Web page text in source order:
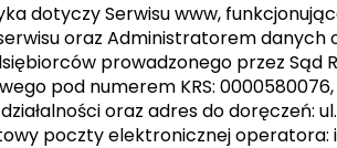
dotyczy Serwisu www,
oraz Administratorem danych
prowadzonego przez Sąd
pod numerem KRS: 0000580076,
oraz adres do doręczeń:
poczty elektronicznej operatora: